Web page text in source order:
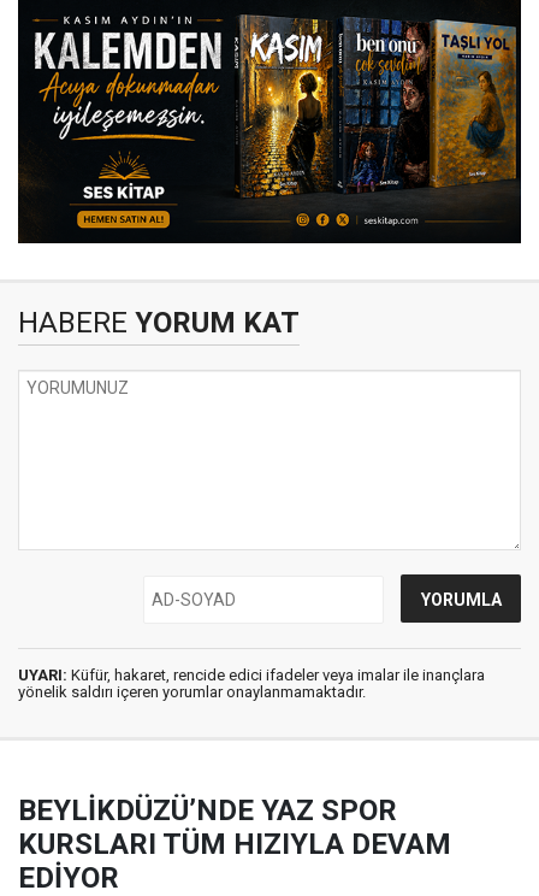
HABERE YORUM KAT
UYARI: Küfür, hakaret, rencide edici ifadeler veya imalar ile inançlara
yönelik saldırı içeren yorumlar onaylanmamaktadır.
BEYLİKDÜZÜ’NDE YAZ SPOR
KURSLARI TÜM HIZIYLA DEVAM
EDİYOR